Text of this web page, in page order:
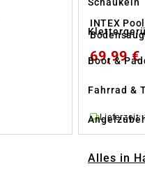
Boot &
Fahrrad &
Alles in
INTEX
69,99 €
Lieferzeit: